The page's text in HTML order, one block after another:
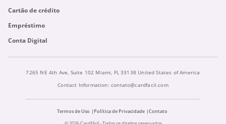
Cartão de crédito
Empréstimo
Conta Digital
7265 NE 4th Ave, Suite 102 Miami, FL 33138 United States of America
Contact Information: contato@cardfacil.com
Termos de Uso Política de Privacidade
Contato